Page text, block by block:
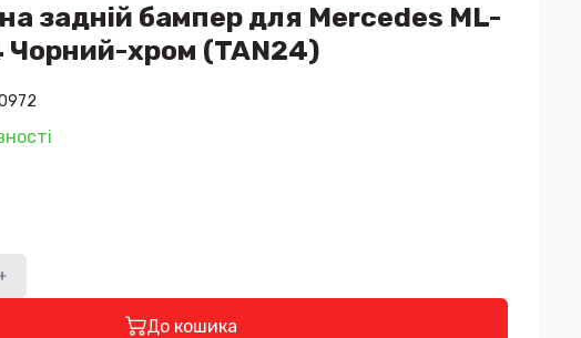
задній бампер для Mercedes ML-
Чорний-хром (TAN24)
До кошика